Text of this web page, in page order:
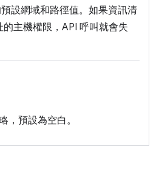
設網域和路徑值。如果資訊清
主機權限，API 呼叫就會失
，預設為空白。